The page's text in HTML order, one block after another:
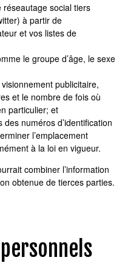
social tiers
à partir de
et vos listes de
le groupe d’âge, le sexe
publicitaire,
et le nombre de fois où
particulier; et
numéros d’identification
l’emplacement
à la loi en vigueur.
combiner l’information
obtenue de tierces parties.